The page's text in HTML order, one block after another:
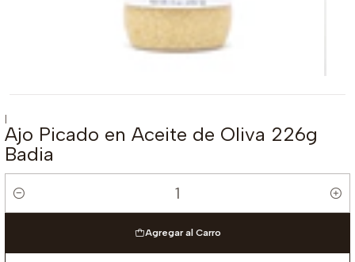
|
Ajo Picado en Aceite de Oliva 226g
Badia
Cantidad
Agregar al Carro